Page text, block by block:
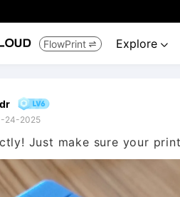
FlowPrint  Explore 
24-2025
Just make sure your